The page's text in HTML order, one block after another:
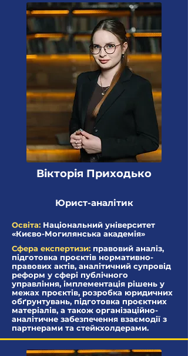
Вікторія Приходько
Юрист-аналітик
Освіта: Національний університет
«Києво-Могилянська академія»
Сфера експертизи: правовий аналіз,
підготовка проєктів нормативно-
правових актів, аналітичний супровід
реформ у сфері публічного
управління, імплементація рішень у
межах проєктів, розробка юридичних
обґрунтувань, підготовка проєктних
матеріалів, а також організаційно-
аналітичне забезпечення взаємодії з
партнерами та стейкхолдерами.